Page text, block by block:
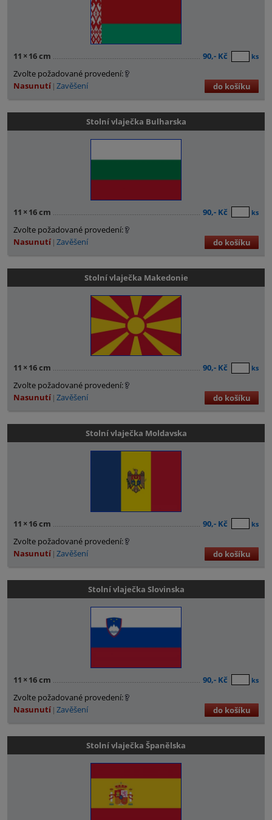
11 × 16 cm 90,- Kč ks
Zvolte požadované provedení:
Nasunutí Zavěšení do košíku
Stolní vlaječka Bulharska
11 × 16 cm 90,- Kč ks
Zvolte požadované provedení:
Nasunutí Zavěšení do košíku
Stolní vlaječka Makedonie
11 × 16 cm 90,- Kč ks
Zvolte požadované provedení:
Nasunutí Zavěšení do košíku
Stolní vlaječka Moldavska
11 × 16 cm 90,- Kč ks
Zvolte požadované provedení:
Nasunutí Zavěšení do košíku
Stolní vlaječka Slovinska
11 × 16 cm 90,- Kč ks
Zvolte požadované provedení:
Nasunutí Zavěšení do košíku
Stolní vlaječka Španělska